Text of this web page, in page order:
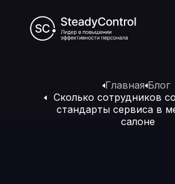
Главная Блог
Сколько сотрудников
стандарты сервиса в
салоне